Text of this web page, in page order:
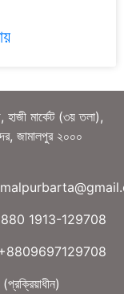
হাজী মার্কেট (৩য় তলা),
জামালপুর ২০০০
1913-129708
+8809697129708